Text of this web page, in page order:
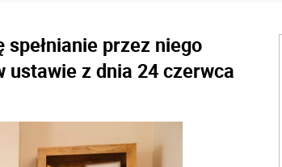
przez niego
ustawie z dnia 24 czerwca